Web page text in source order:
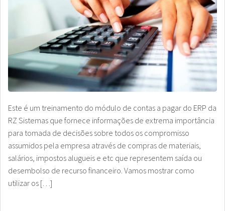
Contato Rz Sistemas
Buscar no Site
Este é um treinamento do módulo de contas a pagar do ERP da
RZ Sistemas que fornece informações de extrema importância
para tomada de decisões sobre todos os compromisso
assumidos pela empresa através de compras de materiais,
salários, impostos alugueis e etc que representem saída ou
desembolso de recurso financeiro. Vamos mostrar como
utilizar os […]